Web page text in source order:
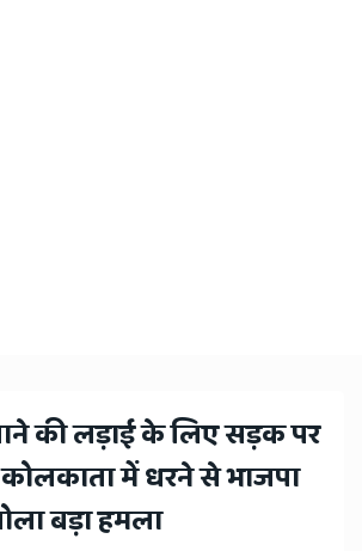
की लड़ाई के लिए सड़क पर
कोलकाता में धरने से भाजपा
बड़ा हमला